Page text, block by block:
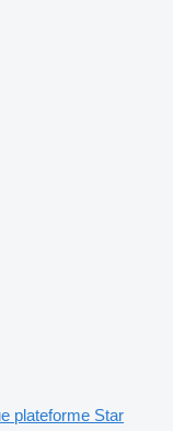
plateforme Star